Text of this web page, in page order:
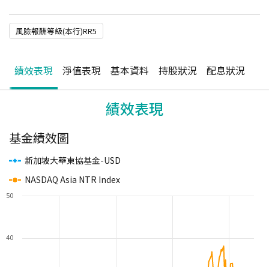
風險報酬等級(本行)RR5
績效表現 淨值表現 基本資料 持股狀況 配息狀況
績效表現
基金績效圖
新加坡大華東協基金-USD
NASDAQ Asia NTR Index
40
50